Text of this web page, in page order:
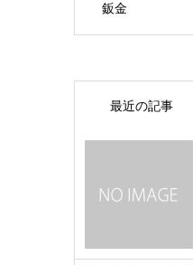
鈑金
最近の記事